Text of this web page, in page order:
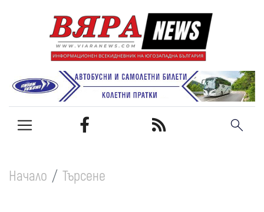
Начало Търсене